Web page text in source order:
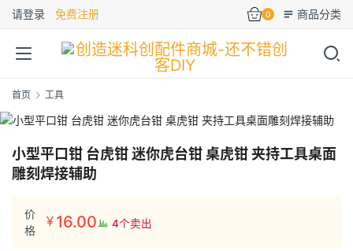
请登录 免费注册 0 商品分类
首页 工具
小型平口钳 台虎钳 迷你虎台钳 桌虎钳 夹持工具桌面
雕刻焊接辅助
价
格
¥ 16.00 4个卖出